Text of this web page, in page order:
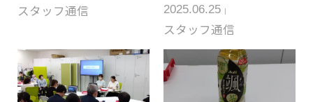
スタッフ通信 2025.06.25
スタッフ通信